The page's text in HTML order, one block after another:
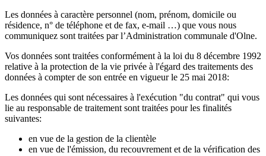
Les données à caractère personnel (nom, prénom, domicile ou
résidence, n° de téléphone et de fax, e-mail …) que vous nous
communiquez sont traitées par l’Administration communale d'Olne.
Vos données sont traitées conformément à la loi du 8 décembre 1992
relative à la protection de la vie privée à l'égard des traitements des
données à compter de son entrée en vigueur le 25 mai 2018:
Les données qui sont nécessaires à l'exécution "du contrat" qui vous
lie au responsable de traitement sont traitées pour les finalités
suivantes:
en vue de la gestion de la clientèle
en vue de l'émission, du recouvrement et de la vérification des